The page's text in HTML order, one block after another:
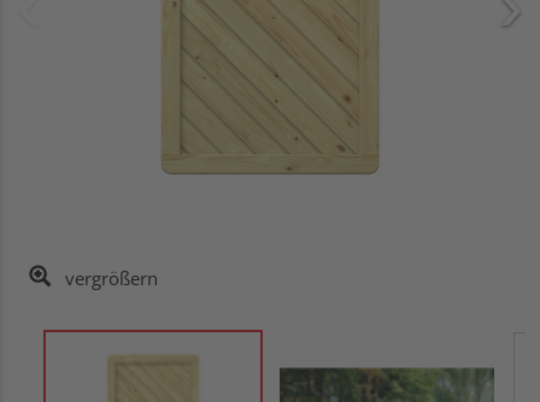
vergrößern